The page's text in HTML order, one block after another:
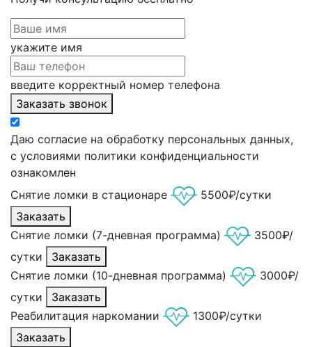
укажите имя
введите корректный номер телефона
Заказать звонок
Даю согласие на обработку персональных данных,
с условиями политики конфиденциальности
ознакомлен
Снятие ломки в стационаре
5500₽/сутки
Заказать
Снятие ломки (7-дневная программа)
3500₽/
сутки
Заказать
Снятие ломки (10-дневная программа)
3000₽/
сутки
Заказать
Реабилитация наркомании
1300₽/сутки
Заказать